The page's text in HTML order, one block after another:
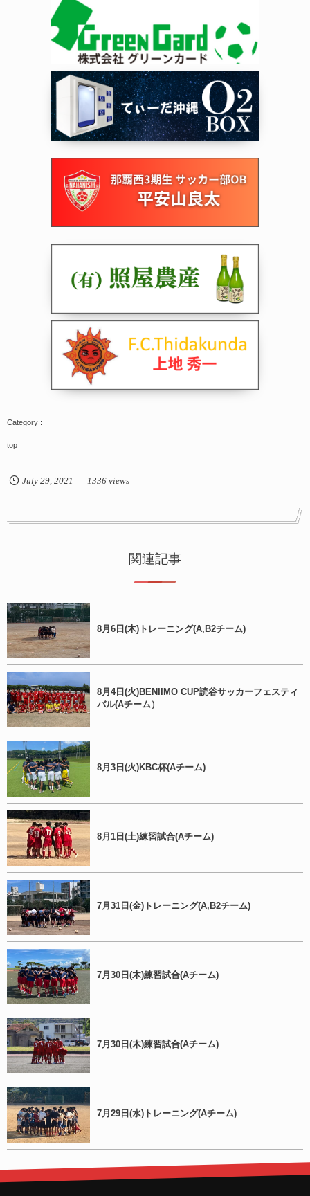
top
July 29, 2021 1336 views
関連記事
8月6日(木)トレーニング(A,B2チーム)
8月4日(火)BENIIMO CUP読谷サッカーフェスティ
バル(Aチーム）
8月3日(火)KBC杯(Aチーム)
8月1日(土)練習試合(Aチーム)
7月31日(金)トレーニング(A,B2チーム)
7月30日(木)練習試合(Aチーム)
7月30日(木)練習試合(Aチーム)
7月29日(水)トレーニング(Aチーム)